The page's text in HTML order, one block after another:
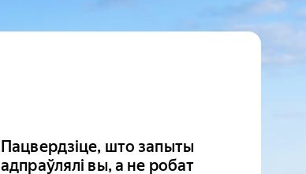
Пацвердзіце, што запыты
адпраўлялі вы, а не робат